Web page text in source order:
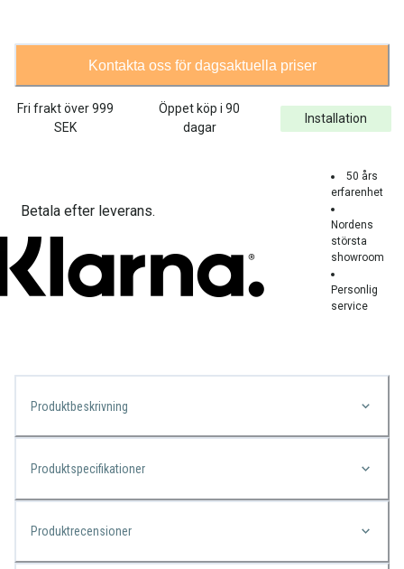
Kontakta oss för dagsaktuella priser
Fri frakt över999
SEK
Öppet köp i 90
dagar
Installation
Betala efter leverans.
50 års
erfarenhet
Nordens
största
showroom
Personlig
service
Produktbeskrivning
Produktspecifikationer
Produktrecensioner